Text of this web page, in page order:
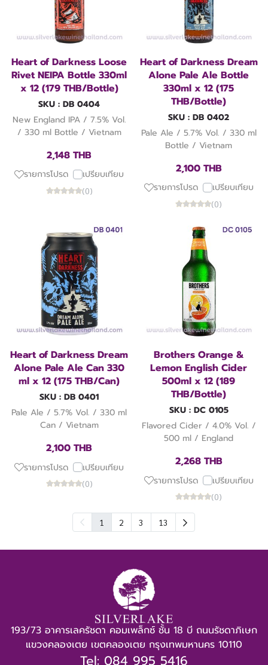
Heart of Darkness Loose
Rivet NEIPA Bottle 330ml
x 12 (179 THB/Bottle)
SKU : DB 0404
New England IPA / 7.5% Vol.
/ 330 ml Bottle / Vietnam
2,148 THB
รายการโปรด เปรียบเทียบ
(0)
Heart of Darkness Dream
Alone Pale Ale Bottle
330ml x 12 (175
THB/Bottle)
SKU : DB 0402
Pale Ale / 5.7% Vol. / 330 ml
Bottle / Vietnam
2,100 THB
รายการโปรด เปรียบเทียบ
(0)
Heart of Darkness Dream
Alone Pale Ale Can 330
ml x 12 (175 THB/Can)
SKU : DB 0401
Pale Ale / 5.7% Vol. / 330 ml
Can / Vietnam
2,100 THB
รายการโปรด เปรียบเทียบ
(0)
Brothers Orange &
Lemon English Cider
500ml x 12 (189
THB/Bottle)
SKU : DC 0105
Flavored Cider / 4.0% Vol. /
500 ml / England
2,268 THB
รายการโปรด เปรียบเทียบ
(0)
1 2 3 13
193/73 อาคารเลครัชดา คอมเพล็กซ์ ชั้น 18 บี ถนนรัชดาภิเษก
แขวงคลองเตย เขตคลองเตย กรุงเทพมหานคร 10110
Tel: 084 995 5416